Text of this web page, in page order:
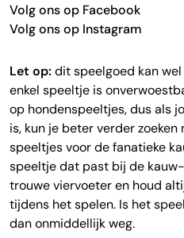
Volg ons op Facebook
Volg ons op Instagram
Let op: dit speelgoed kan
enkel speeltje is
op hondenspeeltjes, dus als
is, kun je beter verder
speeltjes voor de fanatieke
speeltje dat past bij de
trouwe viervoeter en houd
tijdens het spelen. Is het
dan onmiddellijk weg.